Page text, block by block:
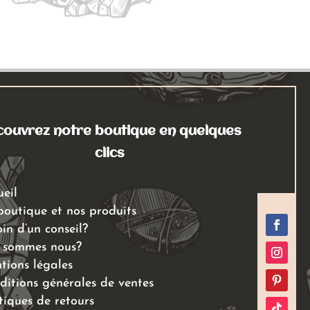
options
peuvent
choisies
notre boutique en quelques
clics
et nos produits
d’un conseil?
nous?
légales
générales de ventes
de retours